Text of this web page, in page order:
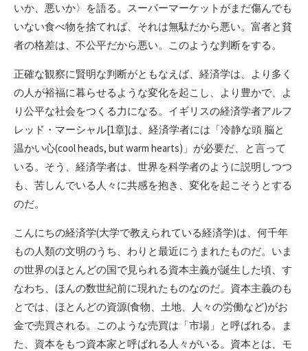
いか、悪いか〉を語る。スーパーマーケットがまだ傷んでも
いない食べ物を捨てれば、それは無駄だから悪い。富者と貧
者の格差は、不公平だから悪い。このような判断をする。
正確な観察に賢明な判断がともなえば、経済学は、より多く
の人が裕福に暮らせるような変化を起こし、より豊かで、よ
り公平な社会をつくる力になる。イギリスの経済学者アルフ
レッド・マーシャル[1章]は、経済学者には「冷静な頭 脳と
温かい心(cool heads, but warm hearts)」が必要だ、と言って
いる。そう、経済学者は、世界を科学者のように説明しつつ
も、苦しんでいる人々に共感を抱き、変化を起こそうとする
のだ。
こんにちの経済学(大学で教えられている経済学)は、何千年
もの人類の文明のうち、わりと最近にうまれたものだ。いま
の世界のほとんどの国で見られる資本主義が誕生した頃、す
なわち、ほんの数世紀前に現れたものなのだ。資本主義のも
とでは、ほとんどの資源(食物、土地、人々の労働など)がお
金で売買される。このような売買は「市場」と呼ばれる。ま
た、資本をもつ資本家と呼ばれる人々がいる。資本とは、モ